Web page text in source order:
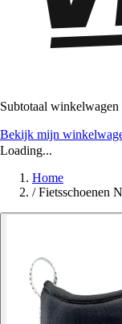
Subtotaal winkelwagen
Bekijk mijn
Loading...
Home
/ Fietsschoenen